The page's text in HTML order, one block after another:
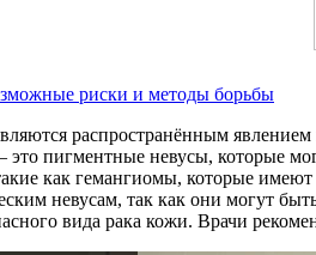
риски и методы борьбы
распространённым
пигментные невусы, которые
как гемангиомы, которые
невусам, так как они могут
вида рака кожи. Врачи